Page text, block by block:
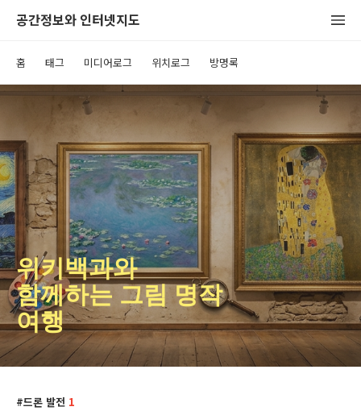
공간정보와 인터넷지도
홈 태그 미디어로그 위치로그 방명록
위키백과와
함께하는 그림 명작
여행
드론 발전 1